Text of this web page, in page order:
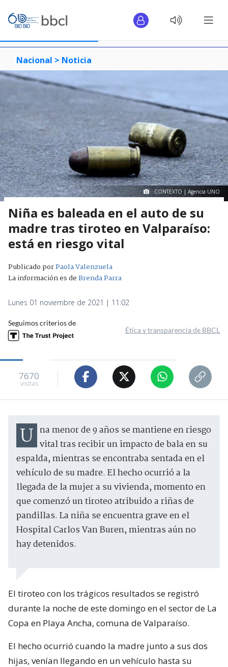
Nacional > Noticia
CONTEXTO | Agencia UNO
Niña es baleada en el auto de su
madre tras tiroteo en Valparaíso:
está en riesgo vital
Publicado porPaola Valenzuela
La información es deBrenda Parra
Lunes 01 noviembre de 2021 | 11:02
Seguimos criterios de
Ética y transparencia de BBCL
7670
visitas
Una menor de 9 años se mantiene en riesgo vital tras recibir un impacto de bala en su
espalda, mientras se encontraba sentada en el
vehículo de su madre. El hecho ocurrió a la
llegada de la mujer a su vivienda, momento en
que comenzó un tiroteo atribuido a riñas de
pandillas. La niña se encuentra grave en el
Hospital Carlos Van Buren, mientras aún no
hay detenidos.
El tiroteo con los trágicos resultados se registró
durante la noche de este domingo en el sector de La
Copa en Playa Ancha, comuna de Valparaíso.
El hecho ocurrió cuando la madre junto a sus dos
hijas, venían llegando en un vehículo hasta su